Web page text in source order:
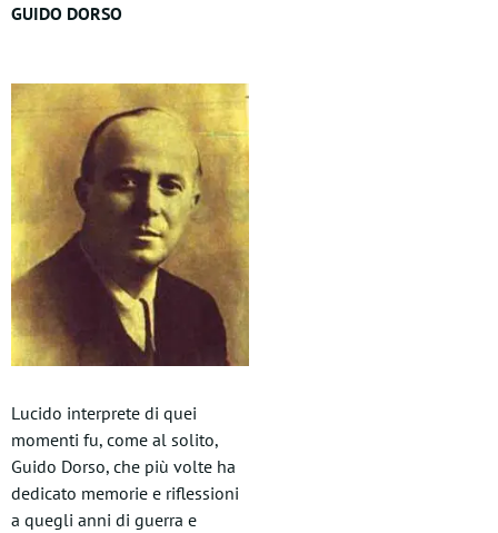
GUIDO DORSO
Lucido interprete di quei
momenti fu, come al solito,
Guido Dorso, che più volte ha
dedicato memorie e riflessioni
a quegli anni di guerra e